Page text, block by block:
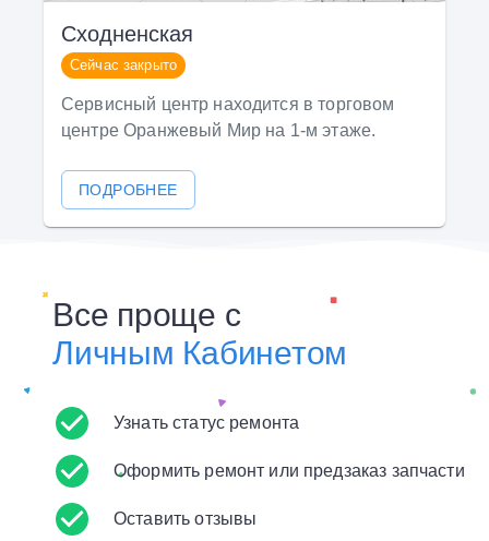
Сходненская
Сейчас закрыто
Сервисный центр находится в торговом
центре Оранжевый Мир на 1-м этаже.
ПОДРОБНЕЕ
Все проще с
Личным Кабинетом
Узнать статус ремонта
Оформить ремонт или предзаказ запчасти
Оставить отзывы